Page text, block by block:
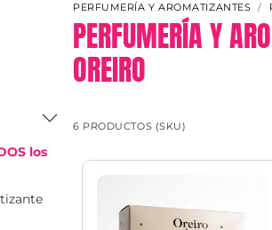
los
PERFUMERÍA Y AROMATIZANTES
PERFUMERÍA Y
OREIRO
6 PRODUCTOS (SKU)